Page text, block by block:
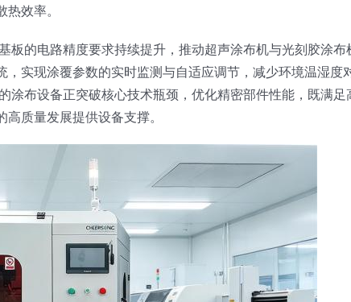
效率。
的电路精度要求持续提升，推动超声涂布机与光刻胶涂布
实现涂覆参数的实时监测与自适应调节，减少环境温湿度
布设备正突破核心技术瓶颈，优化精密部件性能，既满足
质量发展提供设备支撑。